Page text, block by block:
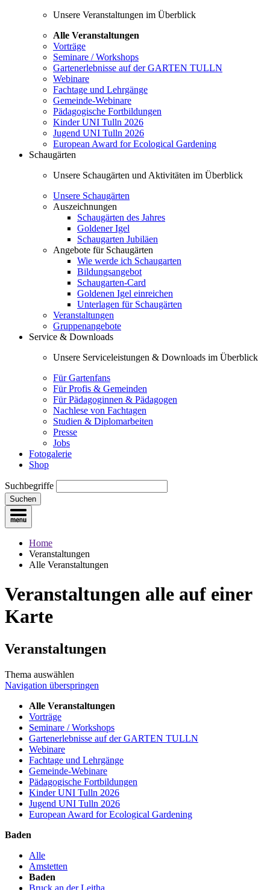
Unsere Veranstaltungen im Überblick
Alle Veranstaltungen
Vorträge
Seminare / Workshops
Gartenerlebnisse auf der GARTEN TULLN
Webinare
Fachtage und Lehrgänge
Gemeinde-Webinare
Pädagogische Fortbildungen
Kinder UNI Tulln 2026
Jugend UNI Tulln 2026
European Award for Ecological Gardening
Schaugärten
Unsere Schaugärten und Aktivitäten im Überblick
Unsere Schaugärten
Auszeichnungen
Schaugärten des Jahres
Goldener Igel
Schaugarten Jubiläen
Angebote für Schaugärten
Wie werde ich Schaugarten
Bildungsangebot
Schaugarten-Card
Goldenen Igel einreichen
Unterlagen für Schaugärten
Veranstaltungen
Gruppenangebote
Service & Downloads
Unsere Serviceleistungen & Downloads im Überblick
Für Gartenfans
Für Profis & Gemeinden
Für Pädagoginnen & Pädagogen
Nachlese von Fachtagen
Studien & Diplomarbeiten
Presse
Jobs
Fotogalerie
Shop
Suchbegriffe
Suchen
Home
Veranstaltungen
Alle Veranstaltungen
Veranstaltungen alle auf einer
Karte
Veranstaltungen
Thema auswählen
Navigation überspringen
Alle Veranstaltungen
Vorträge
Seminare / Workshops
Gartenerlebnisse auf der GARTEN TULLN
Webinare
Fachtage und Lehrgänge
Gemeinde-Webinare
Pädagogische Fortbildungen
Kinder UNI Tulln 2026
Jugend UNI Tulln 2026
European Award for Ecological Gardening
Baden
Alle
Amstetten
Baden
Bruck an der Leitha